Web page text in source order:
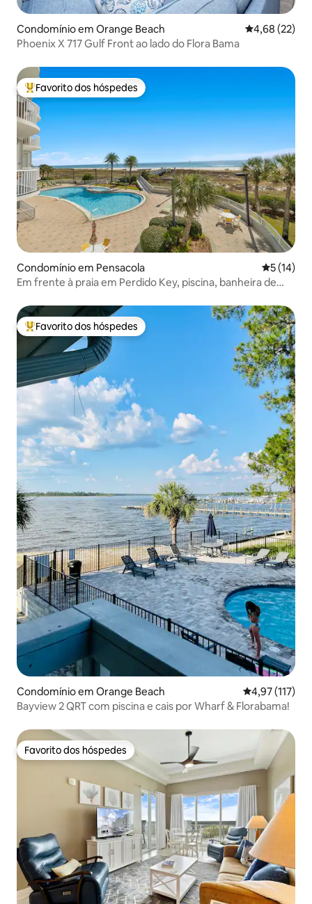
Condomínio em Orange Beach Classificação
4,68 (22)
Phoenix X 717 Gulf Front ao lado do Flora Bama
Favoritos dos hóspedes mais apreciados
Favorito dos hóspedes
Condomínio em Pensacola
5 (14)
Em frente à praia em Perdido Key, piscina, banheira de
Favoritos dos hóspedes mais apreciados
Favorito dos hóspedes
Condomínio em Orange Beach Classificação
4,97 (117)
Bayview 2 QRT com piscina e cais por Wharf & Florabama!
Favorito dos hóspedes
Favorito dos hóspedes